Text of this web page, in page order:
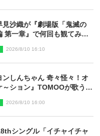
見沙織が『劇場版「鬼滅の
第一章』で何回も観てみた
2026/8/10 16:10
ンしんちゃん 奇々怪々！オ
～ション』TOMOOが歌う主
2026/8/10 16:00
シングル「イチャイチャ